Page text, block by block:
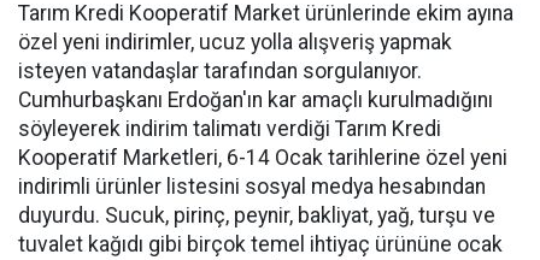
Tarım Kredi Kooperatif Market ürünlerinde ekim ayına
özel yeni indirimler, ucuz yolla alışveriş yapmak
isteyen vatandaşlar tarafından sorgulanıyor.
Cumhurbaşkanı Erdoğan'ın kar amaçlı kurulmadığını
söyleyerek indirim talimatı verdiği Tarım Kredi
Kooperatif Marketleri, 6-14 Ocak tarihlerine özel yeni
indirimli ürünler listesini sosyal medya hesabından
duyurdu. Sucuk, pirinç, peynir, bakliyat, yağ, turşu ve
tuvalet kağıdı gibi birçok temel ihtiyaç ürününe ocak